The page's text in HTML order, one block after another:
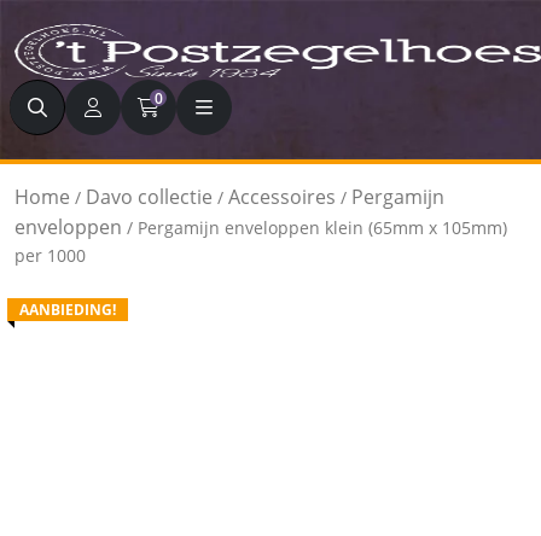
Zoeken 0
Home / Davo collectie / Accessoires / Pergamijn
enveloppen / Pergamijn enveloppen klein (65mm x 105mm)
per 1000
AANBIEDING!